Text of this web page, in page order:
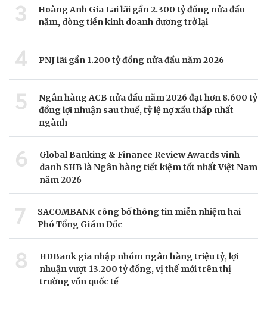
3
Hoàng Anh Gia Lai lãi gần 2.300 tỷ đồng nửa đầu
năm, dòng tiền kinh doanh dương trở lại
4 PNJ lãi gần 1.200 tỷ đồng nửa đầu năm 2026
5
Ngân hàng ACB nửa đầu năm 2026 đạt hơn 8.600 tỷ
đồng lợi nhuận sau thuế, tỷ lệ nợ xấu thấp nhất
ngành
6
Global Banking & Finance Review Awards vinh
danh SHB là Ngân hàng tiết kiệm tốt nhất Việt Nam
năm 2026
7
SACOMBANK công bố thông tin miễn nhiệm hai
Phó Tổng Giám Đốc
8
HDBank gia nhập nhóm ngân hàng triệu tỷ, lợi
nhuận vượt 13.200 tỷ đồng, vị thế mới trên thị
trường vốn quốc tế